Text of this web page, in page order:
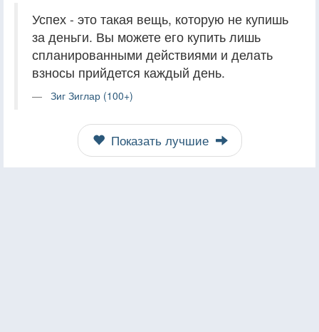
Успех - это такая вещь, которую не купишь
за деньги. Вы можете его купить лишь
спланированными действиями и делать
взносы прийдется каждый день.
Зиг Зиглар (100+)
Показать лучшие